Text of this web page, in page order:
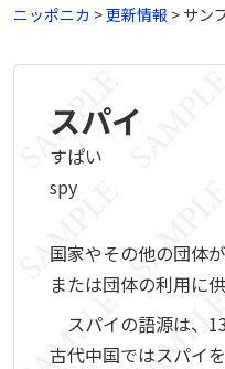
ニッポニカ >更新情報 > サン
スパイ
すぱい
spy
国家やその他の団体
または団体の利用に
スパイの語源は、
古代中国ではスパイ